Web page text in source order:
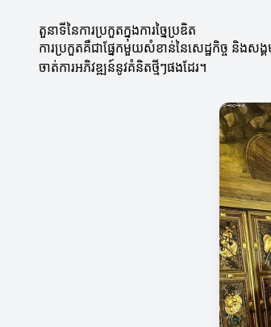
តួនាទីនៃការប្រកួតក្នុងការច្នៃប្រឌិត
ការប្រកួតគឺជាផ្នែកមួយសំខាន់នៃសេដ្ឋកិច្ច និងសង្
ចាត់ការអភិវឌ្ឍន៍នូវគំនិតថ្មីៗផងដែរ។